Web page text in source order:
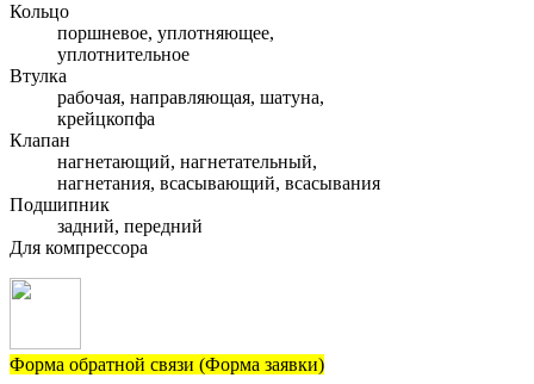
Кольцо
поршневое, уплотняющее,
уплотнительное
Втулка
рабочая, направляющая, шатуна,
крейцкопфа
Клапан
нагнетающий, нагнетательный,
нагнетания, всасывающий, всасывания
Подшипник
задний, передний
Для компрессора
Форма обратной связи (Форма заявки)